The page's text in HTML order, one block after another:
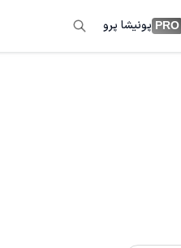
PRO پونیشا پرو